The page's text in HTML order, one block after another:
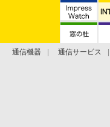
通信機器 通信サービス